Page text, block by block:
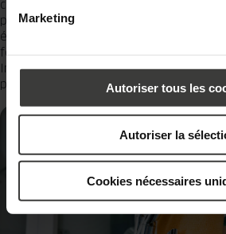
Marketing
Autoriser tous les
Autoriser la
Cookies nécessaires
contourner des obstacles et réaliser des
peuvent, par exemple, vous servir un café
éteindre la lumière, ranger un cintre dans
fermer la porte ou bien allumer la télé.
Internet, ils peuvent, sur demande,
prévisions météo pour les jours à venir ou